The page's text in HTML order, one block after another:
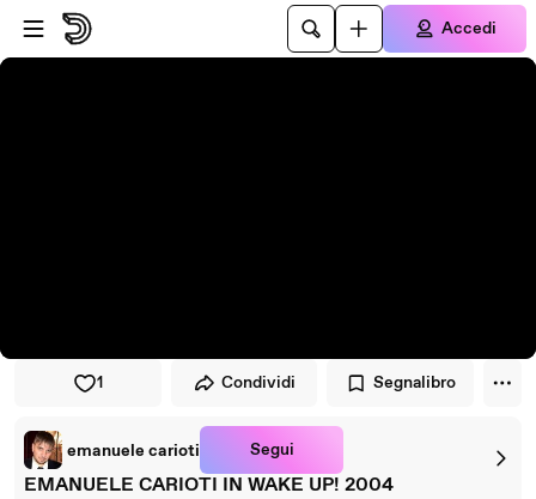
Vai al lettore
Passa al contenuto principale
Accedi
1 Condividi Segnalibro
emanuele carioti Segui
EMANUELE CARIOTI IN WAKE UP! 2004